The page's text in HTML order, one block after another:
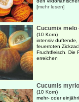
[mehr lesen]
Cucumis melo
(10 Korn)
intensiv duftende,
feuerroten
Fruchtfleisch. Die
erreichen
Cucumis
(10 Korn)
mehr- oder